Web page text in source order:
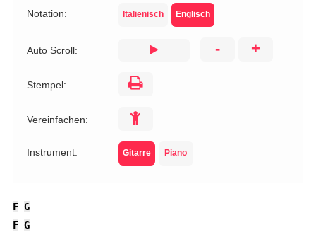
Notation: Italienisch Englisch
Auto Scroll: - +
Stempel:
Vereinfachen:
Instrument: Gitarre Piano
F G
F G